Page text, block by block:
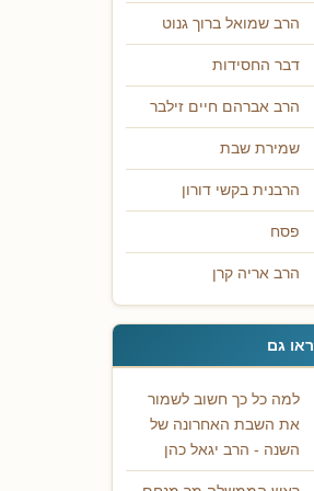
הרב שמואל ברוך גנוט
דבר החסידות
הרב אברהם חיים זילבר
שמירת שבת
הרבנית בקשי דורון
פסח
הרב אריה קרן
ראו גם
למה כל כך חשוב לשמור
את השבת האחרונה של
השנה - הרב יגאל כהן